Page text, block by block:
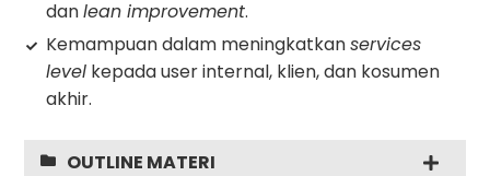
danlean improvement.
Kemampuan dalam meningkatkanservices
level kepada user internal, klien, dan kosumen
akhir.
OUTLINE MATERI